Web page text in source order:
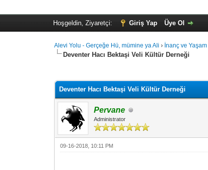
Hoşgeldin, Ziyaretçi: Giriş Yap Üye Ol
Alevi Yolu - Gerçeğe Hü, mümine ya Ali › İnanç ve Yaşam
Deventer Hacı Bektaşi Veli Kültür Derneği
Deventer Hacı Bektaşi Veli Kültür Derneği
Pervane
Administrator
09-16-2018, 10:11 PM